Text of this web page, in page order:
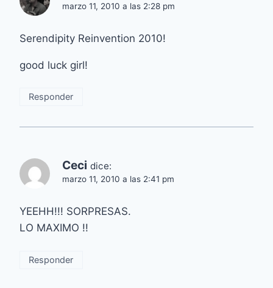
marzo 11, 2010 a las 2:28 pm
Serendipity Reinvention 2010!
good luck girl!
Responder
Ceci dice:
marzo 11, 2010 a las 2:41 pm
YEEHH!!! SORPRESAS.
LO MAXIMO !!
Responder